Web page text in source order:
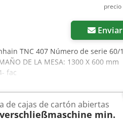
precio
TNC 407 Número de serie
DE LA MESA: 1300 X 600 mm
fac
de cajas de cartón abiertas
min.